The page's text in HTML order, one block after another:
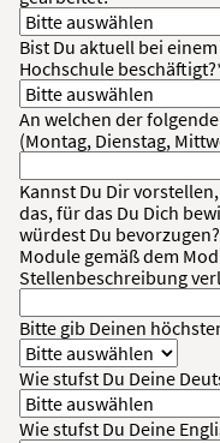
Bist Du aktuell bei
Hochschule
An welchen der
(Montag, Dienstag,
Kannst Du Dir
das, für das Du Dich
würdest Du
Module gemäß dem
Stellenbeschreibung
Bitte gib Deinen
Wie stufst Du Deine
Wie stufst Du Deine